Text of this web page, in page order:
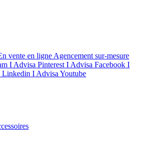
vente en ligne Agencement sur-mesure
I Advisa Pinterest I Advisa Facebook I
Linkedin I Advisa Youtube